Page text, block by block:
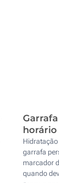
horário
garrafa
marcador
quando